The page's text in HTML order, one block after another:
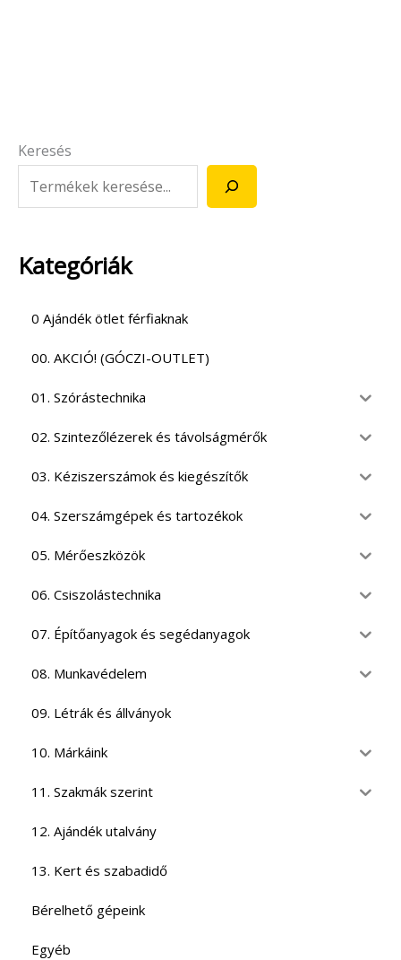
Keresés
Kategóriák
0 Ajándék ötlet férfiaknak
00. AKCIÓ! (GÓCZI-OUTLET)
01. Szórástechnika
02. Szintezőlézerek és távolságmérők
03. Kéziszerszámok és kiegészítők
04. Szerszámgépek és tartozékok
05. Mérőeszközök
06. Csiszolástechnika
07. Építőanyagok és segédanyagok
08. Munkavédelem
09. Létrák és állványok
10. Márkáink
11. Szakmák szerint
12. Ajándék utalvány
13. Kert és szabadidő
Bérelhető gépeink
Egyéb